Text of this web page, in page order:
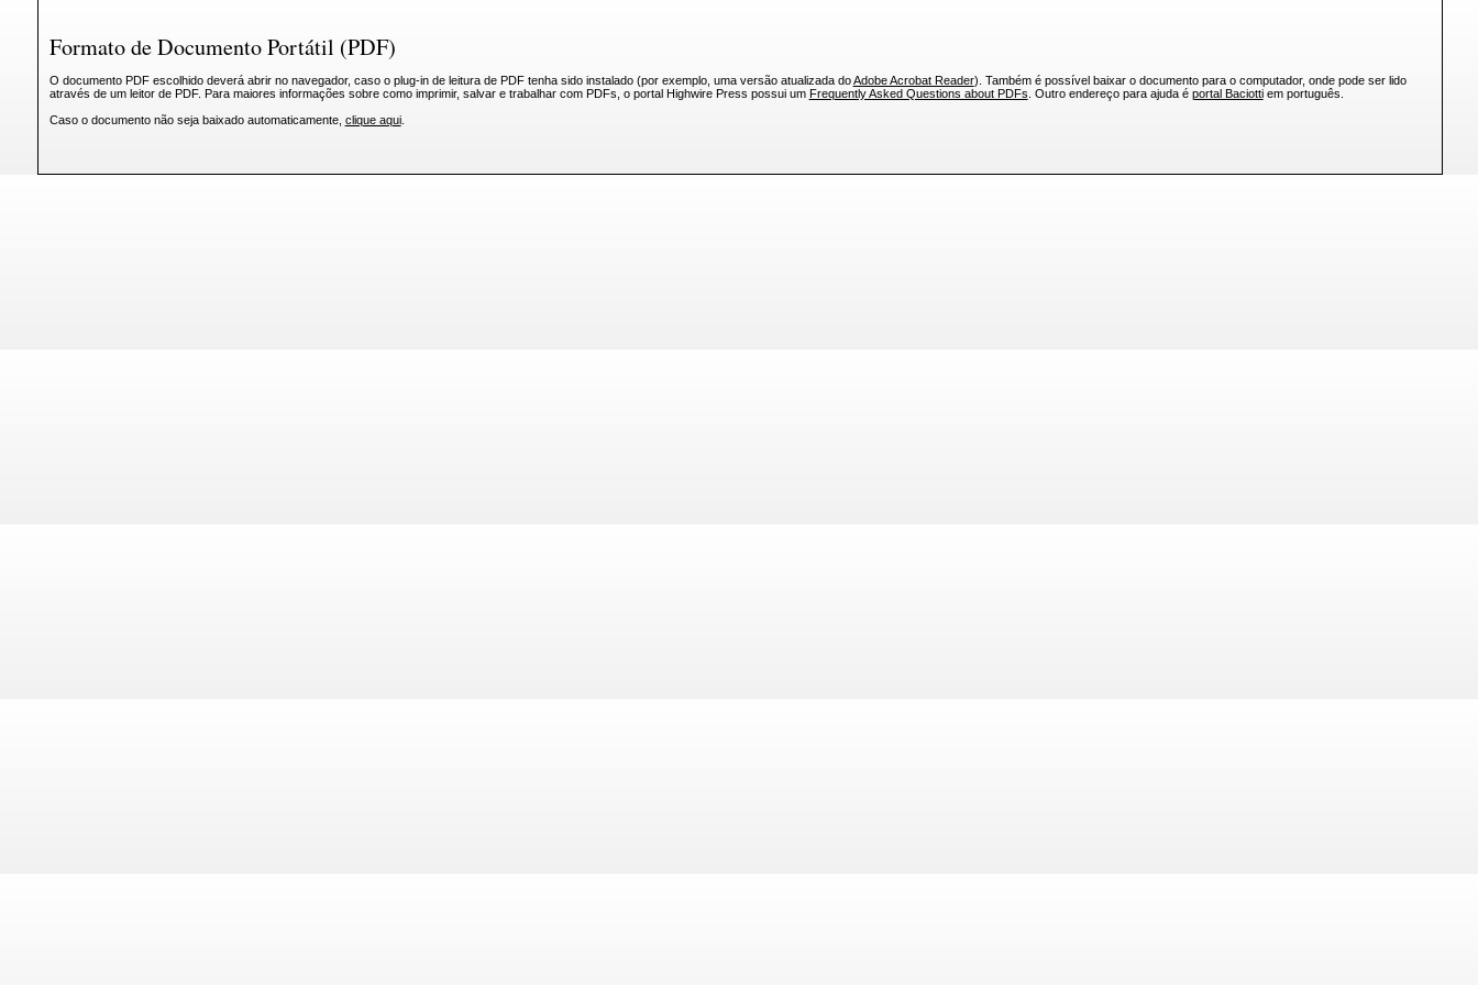
Formato de Documento Portátil (PDF)
O documento PDF escolhido deverá abrir no navegador, caso o plug-in de leitura de PDF tenha sido instalado (por exemplo, uma versão atualizada doAdobe Acrobat Reader). Também é possível baixar o documento para o computador, onde pode ser lido
através de um leitor de PDF. Para maiores informações sobre como imprimir, salvar e trabalhar com PDFs, o portal Highwire Press possui um Frequently Asked Questions about PDFs . Outro endereço para ajuda é portal Baciottiem português.
Caso o documento não seja baixado automaticamente, clique aqui.